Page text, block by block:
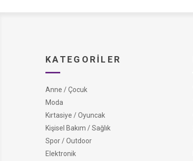
KATEGORILER
Anne / Çocuk
Moda
Kırtasiye / Oyuncak
Kişisel Bakım / Sağlık
Spor / Outdoor
Elektronik